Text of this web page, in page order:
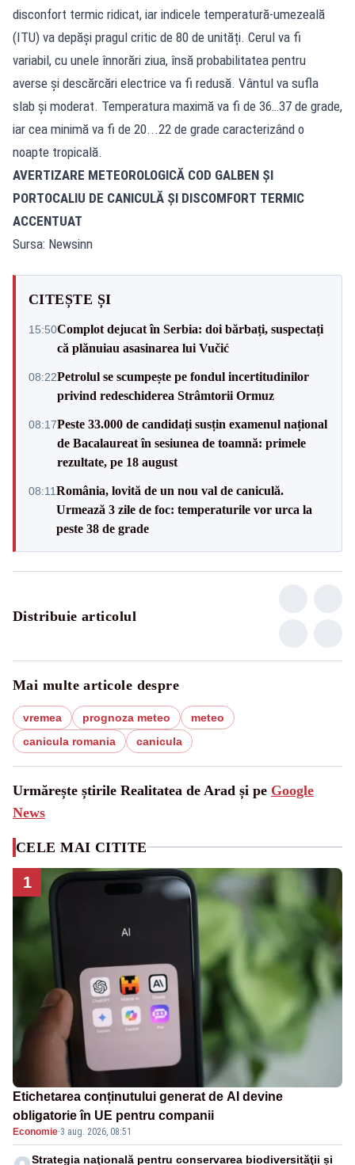
disconfort termic ridicat, iar indicele temperatură-umezeală
(ITU) va depăși pragul critic de 80 de unități. Cerul va fi
variabil, cu unele înnorări ziua, însă probabilitatea pentru
averse și descărcări electrice va fi redusă. Vântul va sufla
slab și moderat. Temperatura maximă va fi de 36…37 de grade,
iar cea minimă va fi de 20...22 de grade caracterizând o
noapte tropicală.
AVERTIZARE METEOROLOGICĂ COD GALBEN ȘI
PORTOCALIU DE CANICULĂ ȘI DISCOMFORT TERMIC
ACCENTUAT
Sursa: Newsinn
CITEȘTE ȘI
15:50Complot dejucat în Serbia: doi bărbați, suspectați
că plănuiau asasinarea lui Vučić
08:22Petrolul se scumpește pe fondul incertitudinilor
privind redeschiderea Strâmtorii Ormuz
08:17Peste 33.000 de candidați susțin examenul național
de Bacalaureat în sesiunea de toamnă: primele
rezultate, pe 18 august
08:11România, lovită de un nou val de caniculă.
Urmează 3 zile de foc: temperaturile vor urca la
peste 38 de grade
Distribuie articolul
Mai multe articole despre
vremea prognoza meteo
meteo
canicula romania
canicula
Urmărește știrile Realitatea de Arad și pe Google
News
CELE MAI CITITE
1
Etichetarea conținutului generat de AI devine
obligatorie în UE pentru companii
Economie·3 aug. 2026, 08:51
Strategia naţională pentru conservarea biodiversităţii și